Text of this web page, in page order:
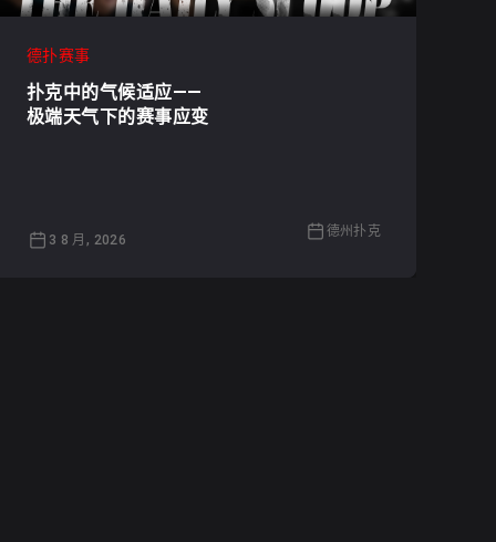
德扑赛事
扑克中的气候适应——
极端天气下的赛事应变
3 8 月, 2026
德州扑克